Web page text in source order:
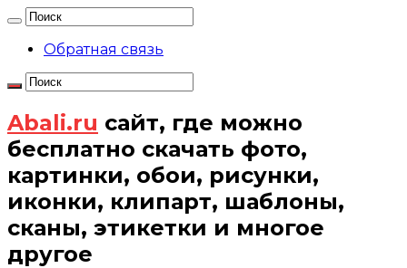
Обратная связь
Abali.ru сайт, где можно
бесплатно скачать фото,
картинки, обои, рисунки,
иконки, клипарт, шаблоны,
сканы, этикетки и многое
другое